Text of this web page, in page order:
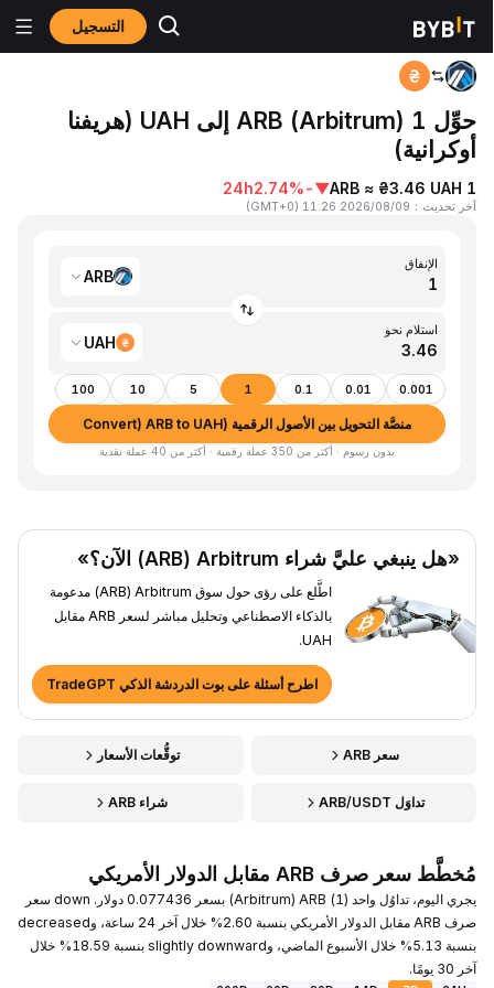
التسجيل المنزٍل ARB to UAH
حوِّل 1 ARB (Arbitrum) إلى UAH (هريفنا
أوكرانية)
1 ARB ≈ ₴3.46 UAH
▼
-2.74%
24h
آخر تحديث：
2026/08/09 11:26
(
GMT+0
)
الإنفاق
ARB
استلام نحو
UAH
0.001
0.01
0.1
1
5
10
100
منصَّة التحويل بين الأصول الرقمية (Convert) ARB to UAH
بدون رسوم · أكثر من 350 عملة رقمية · أكثر من 40 عملة نقدية
«هل ينبغي عليَّ شراء Arbitrum ‏(ARB) الآن؟»
اطَّلع على رؤى حول سوق Arbitrum ‏(ARB) مدعومة
بالذكاء الاصطناعي وتحليل مباشر لسعر ARB مقابل
UAH.
اطرح أسئلة على بوت الدردشة الذكي TradeGPT
سعر ARB توقُّعات الأسعار
تداوَل ARB/USDT شراء ARB
مُخطَّط سعر صرف ARB مقابل الدولار الأمريكي
يجري اليوم، تداوُل واحد (1) ARB ‏(Arbitrum) بسعر 0.077436 دولار. down سعر
صرف ARB مقابل الدولار الأمريكي بنسبة 2.60% خلال آخر 24 ساعة، وdecreased
بنسبة 5.13% خلال الأسبوع الماضي، وslightly downward بنسبة 18.59% خلال
آخر 30 يومًا.